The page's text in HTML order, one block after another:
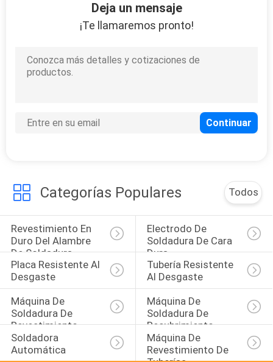
soldadura de
Máquina de
Máquina de
soldadura de cara
dura
13
Deja un mensaje
¡Te llamaremos pronto!
Categorías Populares Todos
Revestimiento En
Duro Del Alambre
De Soldadura
Electrodo De
Soldadura De Cara
Dura
Placa Resistente Al
Desgaste
Tubería Resistente
Al Desgaste
Máquina De
Soldadura De
Revestimiento
Máquina De
Soldadura De
Recubrimiento
Soldadora
Automática
Máquina De
Revestimiento De